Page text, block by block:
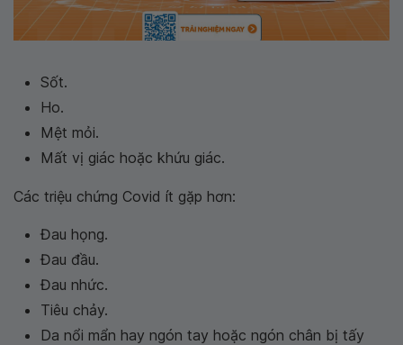
Sốt.
Ho.
Mệt mỏi.
Mất vị giác hoặc khứu giác.
Các triệu chứng Covid ít gặp hơn:
Đau họng.
Đau đầu.
Đau nhức.
Tiêu chảy.
Da nổi mẩn hay ngón tay hoặc ngón chân bị tấy